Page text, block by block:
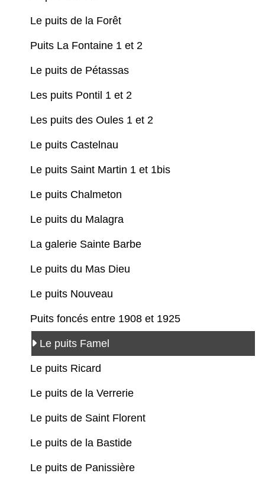
Le puits de la Forêt
Puits La Fontaine 1 et 2
Le puits de Pétassas
Les puits Pontil 1 et 2
Les puits des Oules 1 et 2
Le puits Castelnau
Le puits Saint Martin 1 et 1bis
Le puits Chalmeton
Le puits du Malagra
La galerie Sainte Barbe
Le puits du Mas Dieu
Le puits Nouveau
Puits foncés entre 1908 et 1925
Le puits Famel
Le puits Ricard
Le puits de la Verrerie
Le puits de Saint Florent
Le puits de la Bastide
Le puits de Panissière